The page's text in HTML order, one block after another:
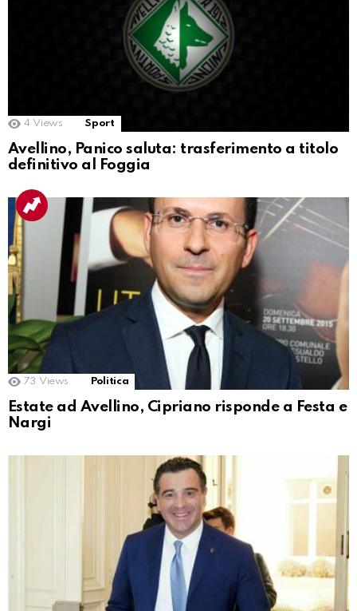
4 Views Sport
Avellino, Panico saluta: trasferimento a titolo
definitivo al Foggia
73 Views Politica
Estate ad Avellino, Cipriano risponde a Festa e
Nargi